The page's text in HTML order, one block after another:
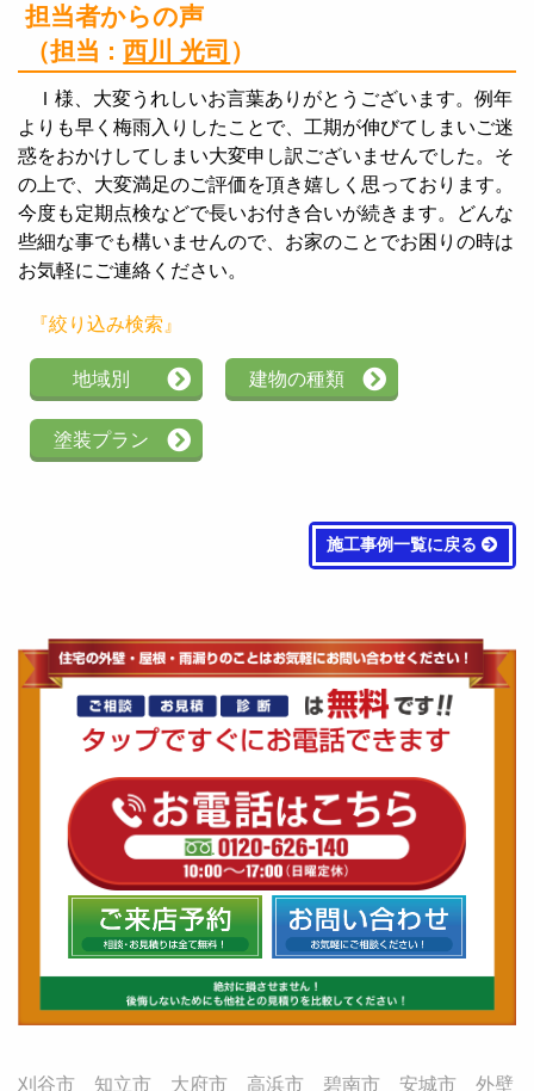
担当者からの声
（担当 :西川 光司 ）
Ｉ様、大変うれしいお言葉ありがとうございます。例年
よりも早く梅雨入りしたことで、工期が伸びてしまいご迷
惑をおかけしてしまい大変申し訳ございませんでした。そ
の上で、大変満足のご評価を頂き嬉しく思っております。
今度も定期点検などで長いお付き合いが続きます。どんな
些細な事でも構いませんので、お家のことでお困りの時は
お気軽にご連絡ください。
『絞り込み検索』
地域別 建物の種類
塗装プラン
施工事例一覧に戻る
刈谷市 知立市 大府市 高浜市 碧南市 安城市 外壁